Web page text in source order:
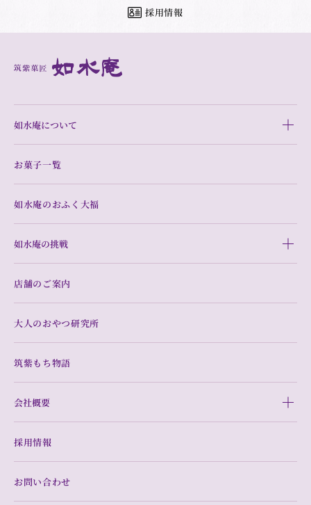
採用情報
如水庵について
お菓子一覧
如水庵のおふく大福
如水庵の挑戦
店舗のご案内
大人のおやつ研究所
筑紫もち物語
会社概要
採用情報
お問い合わせ